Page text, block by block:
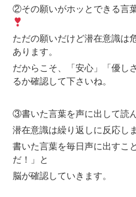
②その願いがホッとできる言
ただの願いだけど潜在意識は
あります。
だからこそ、「安心」「優し
るか確認して下さいね。
③書いた言葉を声に出して読
潜在意識は繰り返しに反応し
書いた言葉を毎日声に出すこ
だ！」と
脳が確認していきます。